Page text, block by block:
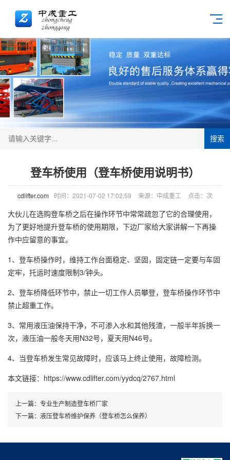
搜索
登车桥使用（登车桥使用说明书）
cdlifter.com 时间：2021-07-02 17:02:59 来源：中成重工 点击： 次
大伙儿在选购登车桥之后在操作环节中常常疏忽了它的合理使用，
为了更好地提升登车桥的使用期限，下边厂家给大家讲解一下再操
作中应留意的事宜。
1、登车桥操作时，维持工作台面稳定、坚固，固定链一定要与车固
定牢，托运时速度限制3/钟头。
2、登车桥降低环节中，禁止一切工作人员攀登，登车桥操作环节中
禁止超重工作。
3、常用液压油保持干净，不可渗入水和其他残渣，一般半年拆换一
次，液压油一般冬天用N32号，夏天用N46号。
4、当登车桥发生常见故障时，应该马上终止使用，故障检测。
本文链接：https://www.cdlifter.com/yydcq/2767.html
上一篇： 专业生产制造登车桥厂家
下一篇： 液压登车桥维护保养（登车桥怎么保养）